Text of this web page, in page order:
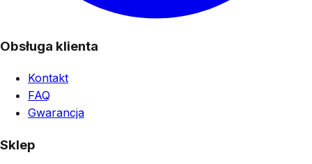
Obsługa klienta
Kontakt
FAQ
Gwarancja
Sklep